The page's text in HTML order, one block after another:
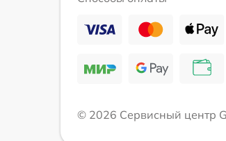
© 2026 Сервисный центр